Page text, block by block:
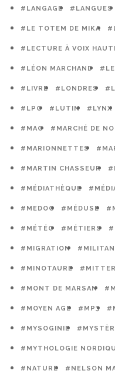
#LANGAGE #LANGUES
#LE TOTEM DE MIKA
#LECTURE À VOIX
#LÉON MARCHAND
#LIVRE #LONDRES
#LPO #LUTIN #LYNX
#MAO #MARCHÉ DE
#MARIONNETTES
#MARTIN CHASSEUR
#MÉDIATHÈQUE
#MEDOC #MÉDUSE
#MÉTÉO #MÉTIERS
#MIGRATION
#MINOTAURE
#MONT DE MARSAN
#MOYEN AGE #MP3
#MYSOGINIE
#MYTHOLOGIE
#NATURE #NELSON